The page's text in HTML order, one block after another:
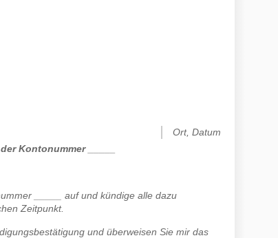
Ort, Datum
Kontonummer _____
_____ auf und kündige alle dazu
Zeitpunkt.
und überweisen Sie mir das